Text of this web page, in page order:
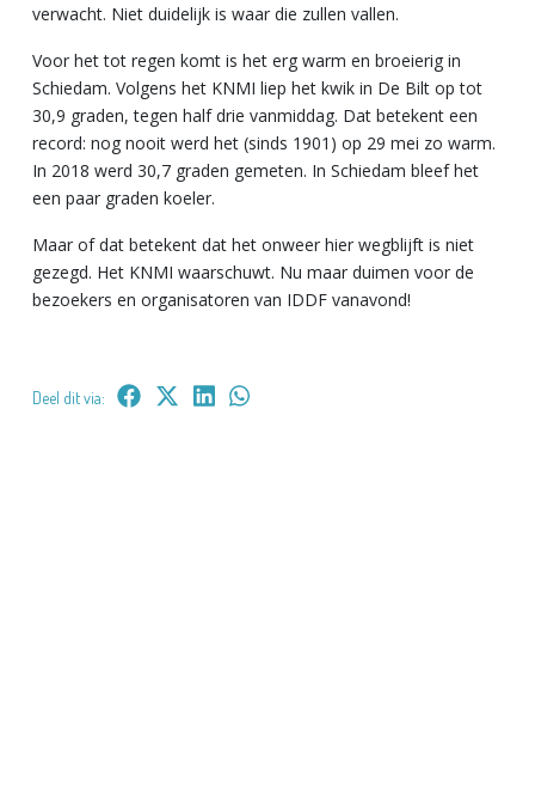
verwacht. Niet duidelijk is waar die zullen vallen.
Voor het tot regen komt is het erg warm en broeierig in
Schiedam. Volgens het KNMI liep het kwik in De Bilt op tot
30,9 graden, tegen half drie vanmiddag. Dat betekent een
record: nog nooit werd het (sinds 1901) op 29 mei zo warm.
In 2018 werd 30,7 graden gemeten. In Schiedam bleef het
een paar graden koeler.
Maar of dat betekent dat het onweer hier wegblijft is niet
gezegd. Het KNMI waarschuwt. Nu maar duimen voor de
bezoekers en organisatoren van IDDF vanavond!
Deel dit via: